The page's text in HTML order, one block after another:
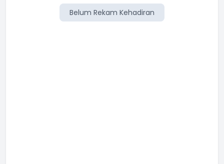
Belum Rekam Kehadiran